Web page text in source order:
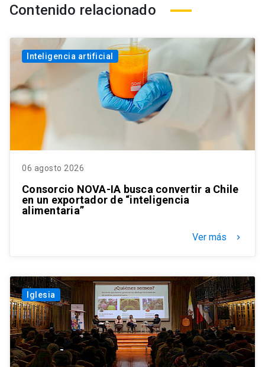
Contenido relacionado
Inteligencia artificial
06 agosto 2026
Consorcio NOVA-IA busca convertir a Chile
en un exportador de “inteligencia
alimentaria”
Ver más keyboard_arrow_right
Iglesia